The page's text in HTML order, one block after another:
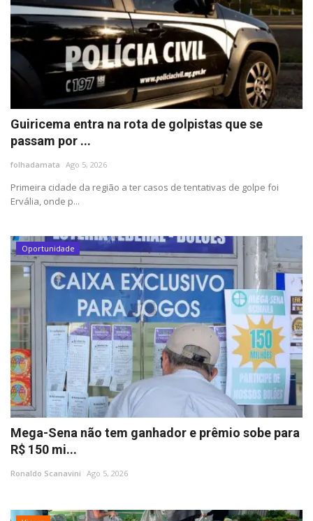
Guiricema entra na rota de golpistas que se
passam por ...
folhadamata Ago 5, 2026
Primeira cidade da região a ter casos de tentativas de golpe foi
Ervália, onde p...
Oportunidade
Mega-Sena não tem ganhador e prêmio sobe para
R$ 150 mi...
Ronaldo Scanavini Ago 5, 2026